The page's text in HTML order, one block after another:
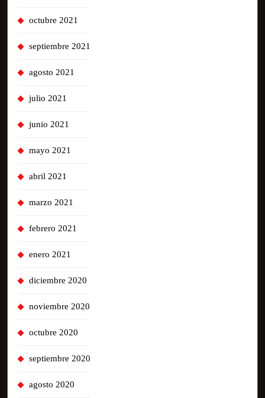
octubre 2021
septiembre 2021
agosto 2021
julio 2021
junio 2021
mayo 2021
abril 2021
marzo 2021
febrero 2021
enero 2021
diciembre 2020
noviembre 2020
octubre 2020
septiembre 2020
agosto 2020